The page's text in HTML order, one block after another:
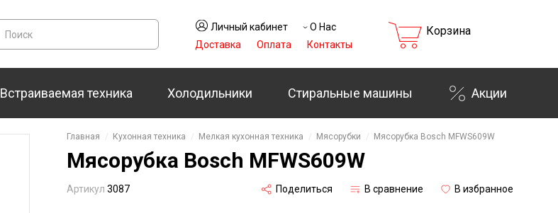
Личный кабинет
О Нас
Доставка
Оплата Контакты
Корзина
Холодильники Стиральные машины
Встраиваемая техника Акции
Главная Кухонная техника Мелкая кухонная техника Мясорубки Мясорубка Bosch MFWS609W
Мясорубка Bosch MFWS609W
Артикул 3087 Поделиться В сравнение В избранное